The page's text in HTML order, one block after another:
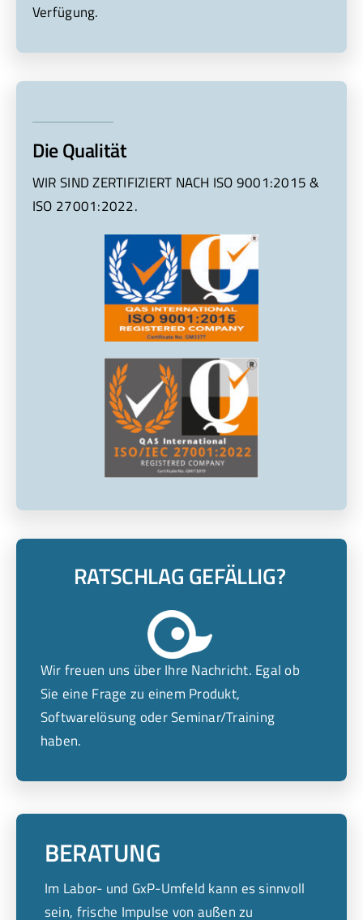
Verfügung.
Die Qualität
WIR SIND ZERTIFIZIERT NACH ISO 9001:2015 &
ISO 27001:2022.
RATSCHLAG GEFÄLLIG?
Wir freuen uns über Ihre Nachricht. Egal ob
Sie eine Frage zu einem Produkt,
Softwarelösung oder Seminar/Training
haben.
BERATUNG
Im Labor- und GxP-Umfeld kann es sinnvoll
sein, frische Impulse von außen zu